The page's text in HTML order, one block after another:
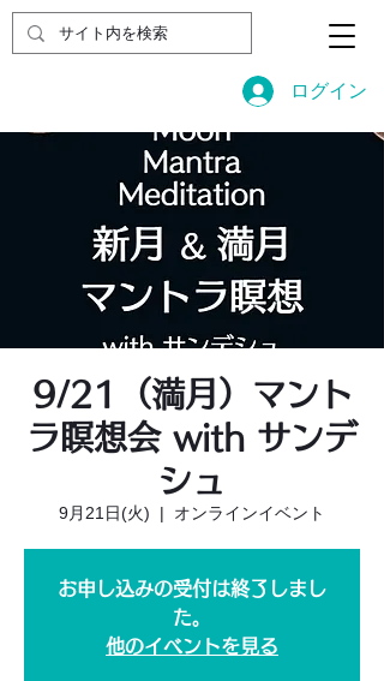
ログイン
9/21（満月）マント
ラ瞑想会 with サンデ
シュ
9月21日(火)
  |
オンラインイベント
お申し込みの受付は終了しまし
た。
他のイベントを見る